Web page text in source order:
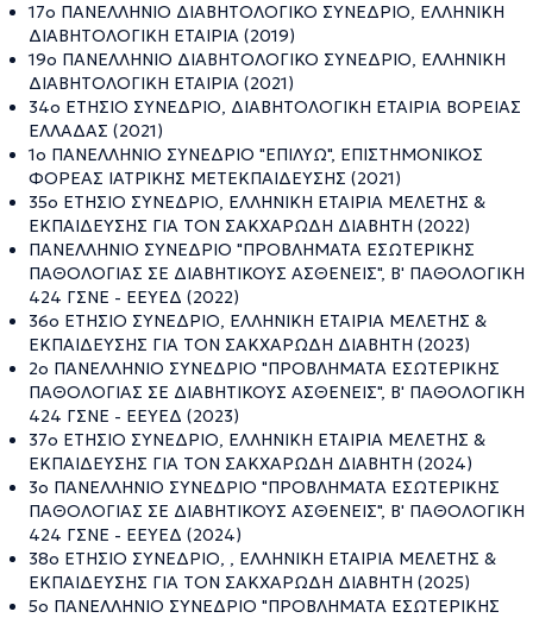
17ο ΠΑΝΕΛΛΗΝΙΟ ΔΙΑΒΗΤΟΛΟΓΙΚΟ ΣΥΝΕΔΡΙΟ, ΕΛΛΗΝΙΚΗ
ΔΙΑΒΗΤΟΛΟΓΙΚΗ ΕΤΑΙΡΙΑ (2019)
19ο ΠΑΝΕΛΛΗΝΙΟ ΔΙΑΒΗΤΟΛΟΓΙΚΟ ΣΥΝΕΔΡΙΟ, ΕΛΛΗΝΙΚΗ
ΔΙΑΒΗΤΟΛΟΓΙΚΗ ΕΤΑΙΡΙΑ (2021)
34ο ΕΤΗΣΙΟ ΣΥΝΕΔΡΙΟ, ΔΙΑΒΗΤΟΛΟΓΙΚΗ ΕΤΑΙΡΙΑ ΒΟΡΕΙΑΣ
ΕΛΛΑΔΑΣ (2021)
1ο ΠΑΝΕΛΛΗΝΙΟ ΣΥΝΕΔΡΙΟ "ΕΠΙΛΥΩ", ΕΠΙΣΤΗΜΟΝΙΚΟΣ
ΦΟΡΕΑΣ ΙΑΤΡΙΚΗΣ ΜΕΤΕΚΠΑΙΔΕΥΣΗΣ (2021)
35ο ΕΤΗΣΙΟ ΣΥΝΕΔΡΙΟ, ΕΛΛΗΝΙΚΗ ΕΤΑΙΡΙΑ ΜΕΛΕΤΗΣ &
ΕΚΠΑΙΔΕΥΣΗΣ ΓΙΑ ΤΟΝ ΣΑΚΧΑΡΩΔΗ ΔΙΑΒΗΤΗ (2022)
ΠΑΝΕΛΛΗΝΙΟ ΣΥΝΕΔΡΙΟ "ΠΡΟΒΛΗΜΑΤΑ ΕΣΩΤΕΡΙΚΗΣ
ΠΑΘΟΛΟΓΙΑΣ ΣΕ ΔΙΑΒΗΤΙΚΟΥΣ ΑΣΘΕΝΕΙΣ", Β' ΠΑΘΟΛΟΓΙΚΗ
424 ΓΣΝΕ - ΕΕΥΕΔ (2022)
36ο ΕΤΗΣΙΟ ΣΥΝΕΔΡΙΟ, ΕΛΛΗΝΙΚΗ ΕΤΑΙΡΙΑ ΜΕΛΕΤΗΣ &
ΕΚΠΑΙΔΕΥΣΗΣ ΓΙΑ ΤΟΝ ΣΑΚΧΑΡΩΔΗ ΔΙΑΒΗΤΗ (2023)
2ο ΠΑΝΕΛΛΗΝΙΟ ΣΥΝΕΔΡΙΟ "ΠΡΟΒΛΗΜΑΤΑ ΕΣΩΤΕΡΙΚΗΣ
ΠΑΘΟΛΟΓΙΑΣ ΣΕ ΔΙΑΒΗΤΙΚΟΥΣ ΑΣΘΕΝΕΙΣ", Β' ΠΑΘΟΛΟΓΙΚΗ
424 ΓΣΝΕ - ΕΕΥΕΔ (2023)
37ο ΕΤΗΣΙΟ ΣΥΝΕΔΡΙΟ, ΕΛΛΗΝΙΚΗ ΕΤΑΙΡΙΑ ΜΕΛΕΤΗΣ &
ΕΚΠΑΙΔΕΥΣΗΣ ΓΙΑ ΤΟΝ ΣΑΚΧΑΡΩΔΗ ΔΙΑΒΗΤΗ (2024)
3ο ΠΑΝΕΛΛΗΝΙΟ ΣΥΝΕΔΡΙΟ "ΠΡΟΒΛΗΜΑΤΑ ΕΣΩΤΕΡΙΚΗΣ
ΠΑΘΟΛΟΓΙΑΣ ΣΕ ΔΙΑΒΗΤΙΚΟΥΣ ΑΣΘΕΝΕΙΣ", Β' ΠΑΘΟΛΟΓΙΚΗ
424 ΓΣΝΕ - ΕΕΥΕΔ (2024)
38ο ΕΤΗΣΙΟ ΣΥΝΕΔΡΙΟ, , ΕΛΛΗΝΙΚΗ ΕΤΑΙΡΙΑ ΜΕΛΕΤΗΣ &
ΕΚΠΑΙΔΕΥΣΗΣ ΓΙΑ ΤΟΝ ΣΑΚΧΑΡΩΔΗ ΔΙΑΒΗΤΗ (2025)
5ο ΠΑΝΕΛΛΗΝΙΟ ΣΥΝΕΔΡΙΟ "ΠΡΟΒΛΗΜΑΤΑ ΕΣΩΤΕΡΙΚΗΣ